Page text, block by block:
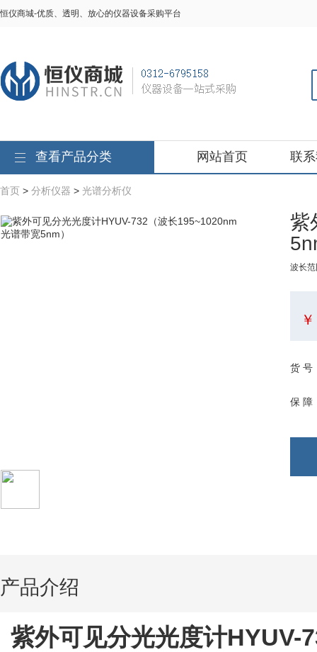
恒仪商城-优质、透明、放心的仪器设备采购平台
查看产品分类 网站首页 联
首页 > 分析仪器 > 光谱分析仪
紫
波长
￥
货 号
保 障
产品介绍
紫外可见分光光度计HYUV-